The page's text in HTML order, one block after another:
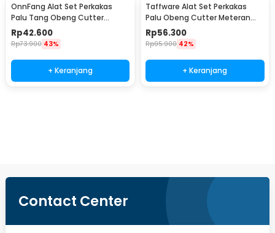
OnnFang Alat Set Perkakas
Palu Tang Obeng Cutter
Meteran 8in1 - YL-8009A
Rp42.600
Rp73.900 43%
+ Keranjang
Taffware Alat Set Perkakas
Palu Obeng Cutter Meteran
8in1
Rp56.300
Rp95.900 42%
+ Keranjang
Contact Center